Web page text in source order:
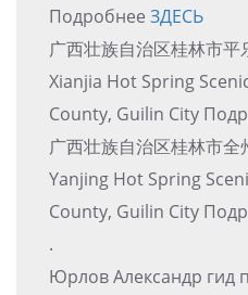
Подробнее ЗДЕСЬ
广西壮族自治区桂林市平
Xianjia Hot Spring
County, Guilin City
广西壮族自治区桂林市全
Yanjing Hot Spring
County, Guilin City
.
Юрлов Александр гид